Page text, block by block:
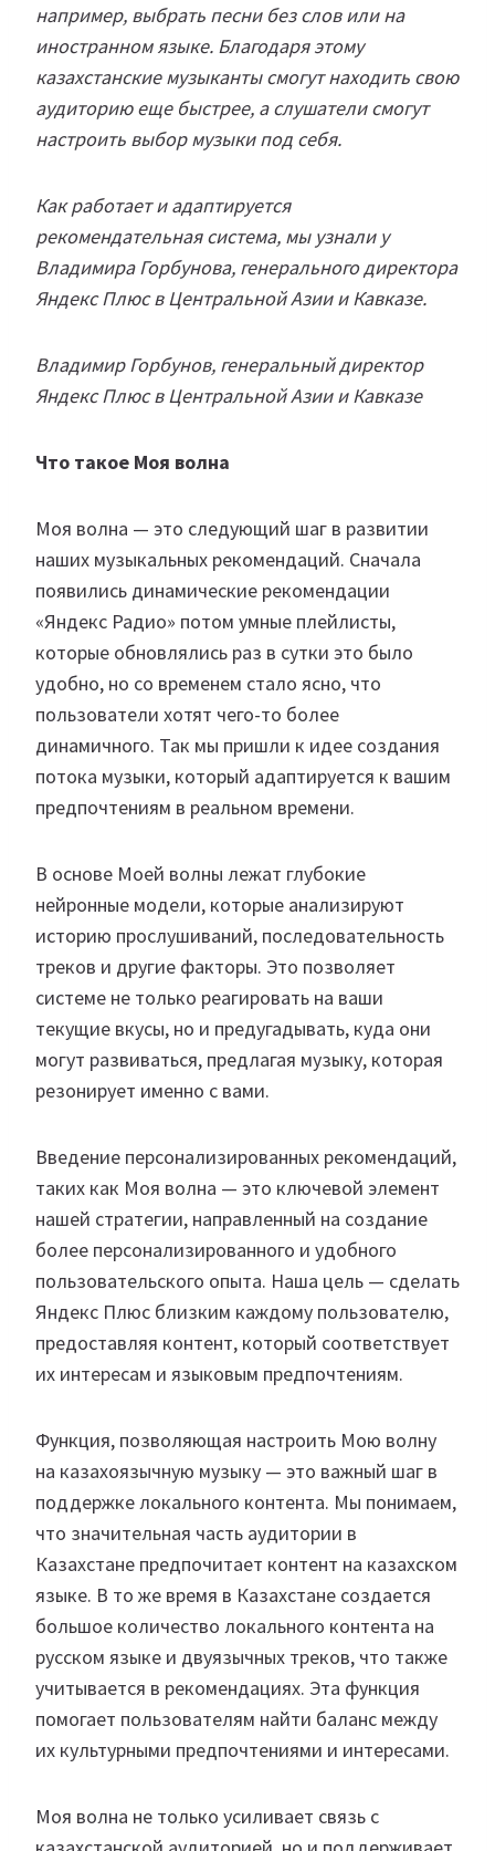
например, выбрать песни без слов или на
иностранном языке. Благодаря этому
казахстанские музыканты смогут находить свою
аудиторию еще быстрее, а слушатели смогут
настроить выбор музыки под себя.
Как работает и адаптируется
рекомендательная система, мы узнали у
Владимира Горбунова, генерального директора
Яндекс Плюс в Центральной Азии и Кавказе.
Владимир Горбунов, генеральный директор
Яндекс Плюс в Центральной Азии и Кавказе
Что такое Моя волна
Моя волна — это следующий шаг в развитии
наших музыкальных рекомендаций. Сначала
появились динамические рекомендации
«Яндекс Радио» потом умные плейлисты,
которые обновлялись раз в сутки это было
удобно, но со временем стало ясно, что
пользователи хотят чего-то более
динамичного. Так мы пришли к идее создания
потока музыки, который адаптируется к вашим
предпочтениям в реальном времени.
В основе Моей волны лежат глубокие
нейронные модели, которые анализируют
историю прослушиваний, последовательность
треков и другие факторы. Это позволяет
системе не только реагировать на ваши
текущие вкусы, но и предугадывать, куда они
могут развиваться, предлагая музыку, которая
резонирует именно с вами.
Введение персонализированных рекомендаций,
таких как Моя волна — это ключевой элемент
нашей стратегии, направленный на создание
более персонализированного и удобного
пользовательского опыта. Наша цель — сделать
Яндекс Плюс близким каждому пользователю,
предоставляя контент, который соответствует
их интересам и языковым предпочтениям.
Функция, позволяющая настроить Мою волну
на казахоязычную музыку — это важный шаг в
поддержке локального контента. Мы понимаем,
что значительная часть аудитории в
Казахстане предпочитает контент на казахском
языке. В то же время в Казахстане создается
большое количество локального контента на
русском языке и двуязычных треков, что также
учитывается в рекомендациях. Эта функция
помогает пользователям найти баланс между
их культурными предпочтениями и интересами.
Моя волна не только усиливает связь с